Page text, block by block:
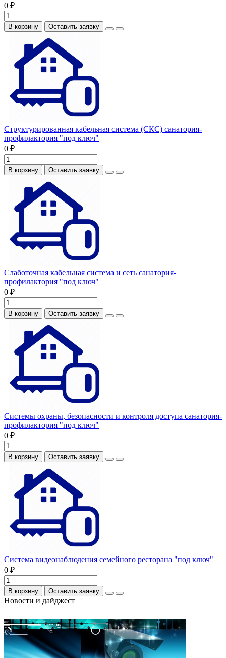
0 ₽
В корзину Оставить заявку
Структурированная кабельная система (СКС) санатория-
профилактория "под ключ"
0 ₽
В корзину Оставить заявку
Слаботочная кабельная система и сеть санатория-
профилактория "под ключ"
0 ₽
В корзину Оставить заявку
Системы охраны, безопасности и контроля доступа санатория-
профилактория "под ключ"
0 ₽
В корзину Оставить заявку
Система видеонаблюдения семейного ресторана "под ключ"
0 ₽
В корзину Оставить заявку
Новости и дайджест